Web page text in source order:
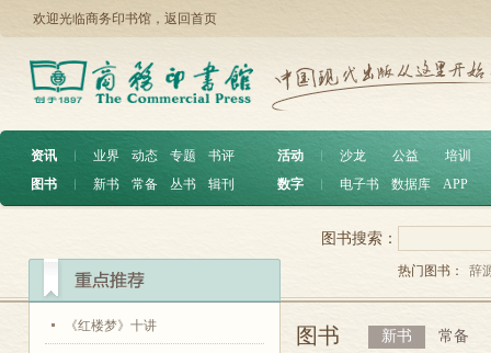
欢迎光临商务印书馆， 返回首页
资讯 ︱ 业界 动态 专题
书评
图书
︱ 新书 常备 丛书 辑刊
活动 沙龙 公益
培训
数字
电子书 数据库 APP
《红楼梦》十讲
图书搜索：
热门图书： 辞
图书 新书 常备